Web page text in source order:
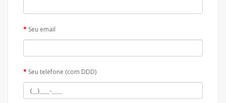
Seu email
Seu telefone (com DDD)